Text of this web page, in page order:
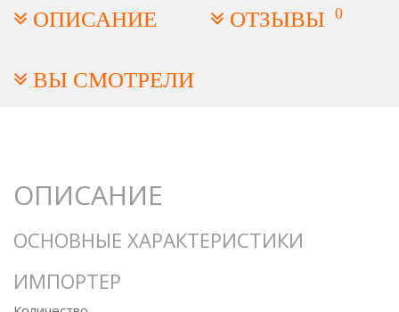
ОПИСАНИЕ ОТЗЫВЫ 0
ВЫ СМОТРЕЛИ
ОПИСАНИЕ
ОСНОВНЫЕ ХАРАКТЕРИСТИКИ
ИМПОРТЕР